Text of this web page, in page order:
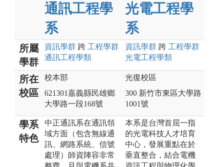
通訊工程學
系
光電工程學
系
所屬
學群
資訊學群 跨 工程學群
通訊工程學類
資訊學群 跨 工程學群
光電工程學類
所在
校區
校本部
621301嘉義縣民雄鄉
大學路一段168號
光復校區
300 新竹市東區大學路
1001號
學系
特色
中正通訊系在通訊領
域方面（包含無線通
訊、網路系統、信號
處理）師資陣容非常
本系是台灣首屈一指
的光電科技人才培育
中心，發展重點在於
垂直整合，結合電機